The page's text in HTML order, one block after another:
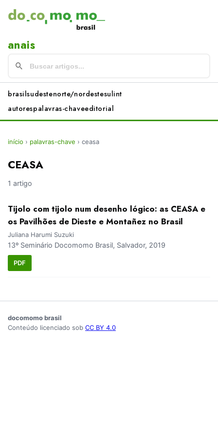
anais
brasilsudestenorte/nordestesulint
autorespalavras-chaveeditorial
início › palavras-chave › ceasa
CEASA
1 artigo
Tijolo com tijolo num desenho lógico: as CEASA e
os Pavilhões de Dieste e Montañez no Brasil
Juliana Harumi Suzuki
13º Seminário Docomomo Brasil, Salvador, 2019
PDF
docomomo brasil
Conteúdo licenciado sob CC BY 4.0